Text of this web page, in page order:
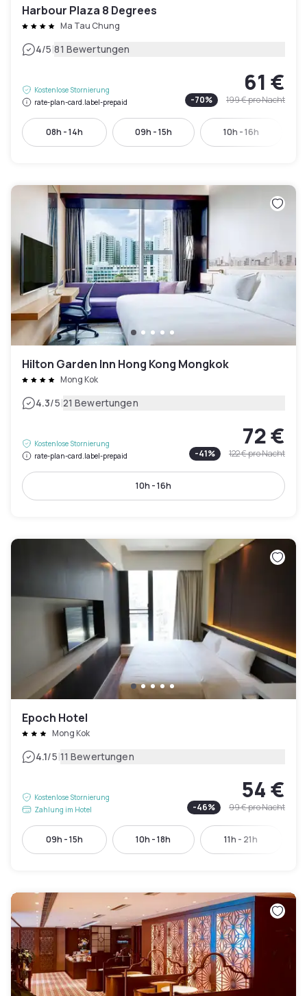
Harbour Plaza 8 Degrees
Ma Tau Chung
4/5|81 Bewertungen
Kostenlose Stornierung
rate-plan-card.label-prepaid
61 €
-70% 199 €pro Nacht
08h - 14h 09h - 15h 10h - 16h
Hilton Garden Inn Hong Kong Mongkok
Mong Kok
4.3/5|21 Bewertungen
Kostenlose Stornierung
rate-plan-card.label-prepaid
72 €
-41% 122 €pro Nacht
10h - 16h
Epoch Hotel
Mong Kok
4.1/5|11 Bewertungen
Kostenlose Stornierung
Zahlung im Hotel
54 €
-46% 99 €pro Nacht
09h - 15h 10h - 18h 11h - 21h